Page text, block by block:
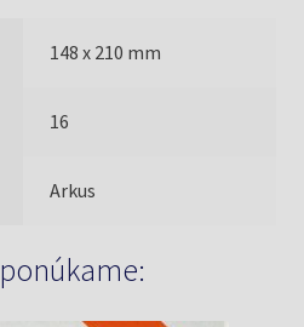
148 x 210 mm
16
Arkus